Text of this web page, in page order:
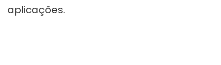
aplicações.